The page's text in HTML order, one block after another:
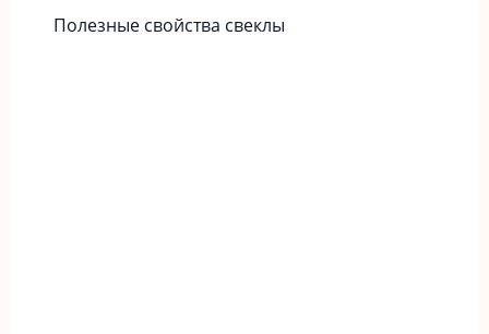
Полезные свойства свеклы